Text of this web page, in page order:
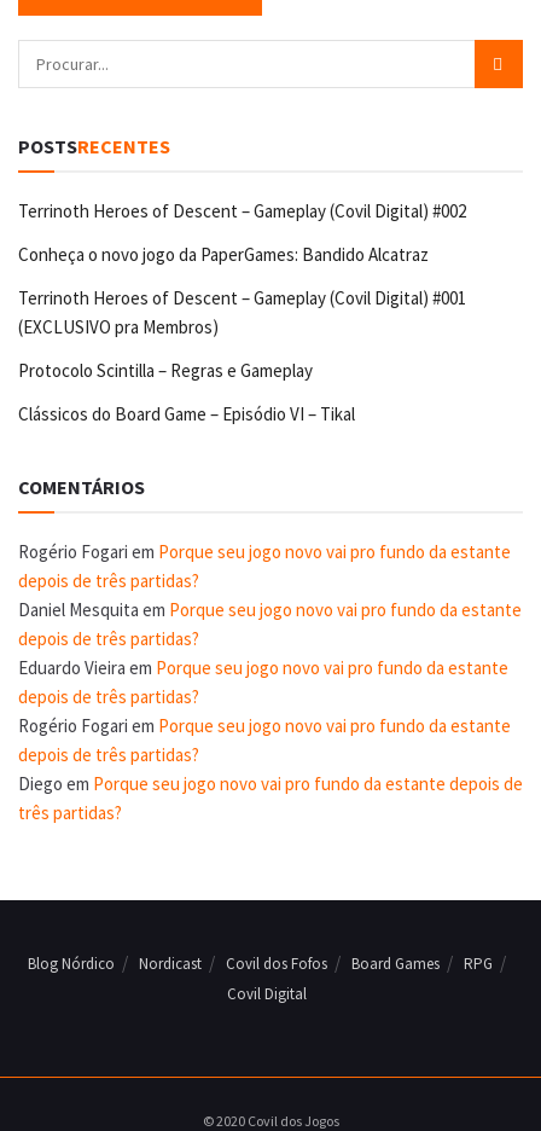
POSTSRECENTES
Terrinoth Heroes of Descent – Gameplay (Covil Digital) #002
Conheça o novo jogo da PaperGames: Bandido Alcatraz
Terrinoth Heroes of Descent – Gameplay (Covil Digital) #001
(EXCLUSIVO pra Membros)
Protocolo Scintilla – Regras e Gameplay
Clássicos do Board Game – Episódio VI – Tikal
COMENTÁRIOS
Rogério Fogari em Porque seu jogo novo vai pro fundo da estante
depois de três partidas?
Daniel Mesquita em Porque seu jogo novo vai pro fundo da estante
depois de três partidas?
Eduardo Vieira em Porque seu jogo novo vai pro fundo da estante
depois de três partidas?
Rogério Fogari em Porque seu jogo novo vai pro fundo da estante
depois de três partidas?
Diego em Porque seu jogo novo vai pro fundo da estante depois de
três partidas?
Blog Nórdico Nordicast Covil dos Fofos Board Games
RPG
Covil Digital
© 2020 Covil dos Jogos